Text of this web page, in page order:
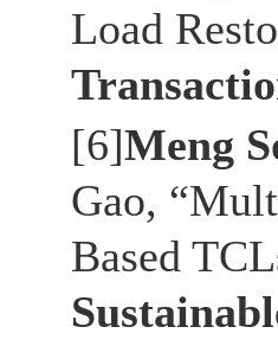
Load
[6]Meng
Gao, “
Based